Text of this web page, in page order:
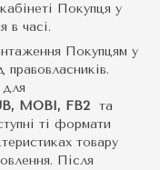
Покупця у
в часі.
Покупцям у
правовласників.
MOBI, FB2 та
ті формати
товару
Після